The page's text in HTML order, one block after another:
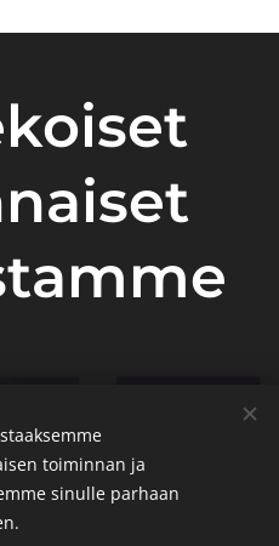
toiminnan ja
sinulle parhaan